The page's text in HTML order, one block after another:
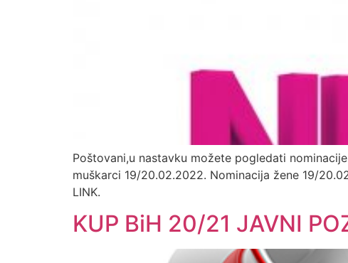
Poštovani,u nastavku možete pogledati
muškarci 19/20.02.2022. Nominacija žene 19/
LINK.
KUP BiH 20/21 JAVNI